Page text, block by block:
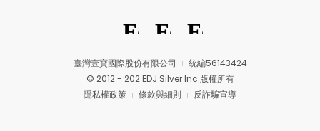
臺灣壹寶國際股份有限公司
統編56143424
© 2012 - 202 EDJ Silver Inc.版權所有
隱私權政策
條款與細則 反詐騙宣導